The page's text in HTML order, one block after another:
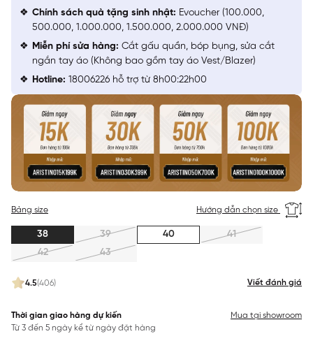
4.5(406) Viết đánh giá
Bảng size Hướng dẫn chọn size
38 39 40
41
42
43
Thời gian giao hàng dự kiến
Từ 3 đến 5 ngày kể từ ngày đặt hàng
Mua tại showroom
Chính sách quà tặng sinh nhật: Evoucher (100.000,
500.000, 1.000.000, 1.500.000, 2.000.000 VNĐ)
Miễn phí sửa hàng: Cắt gấu quần, bóp bụng, sửa cắt
ngắn tay áo (Không bao gồm tay áo Vest/Blazer)
Hotline: 18006226 hỗ trợ từ 8h00:22h00